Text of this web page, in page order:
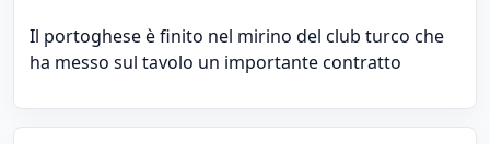
Il portoghese è finito nel mirino del club turco che
ha messo sul tavolo un importante contratto